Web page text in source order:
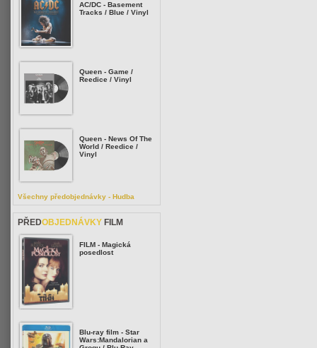
AC/DC - Basement
Tracks / Blue / Vinyl
Queen - Game /
Reedice / Vinyl
Queen - News Of The
World / Reedice /
Vinyl
Všechny předobjednávky - Hudba
PŘEDOBJEDNÁVKY FILM
FILM - Magická
posedlost
Blu-ray film - Star
Wars:Mandalorian a